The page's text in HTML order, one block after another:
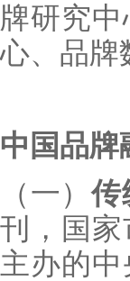
牌研究
心、品牌
中国品牌
（一）传
刊，国
主办的